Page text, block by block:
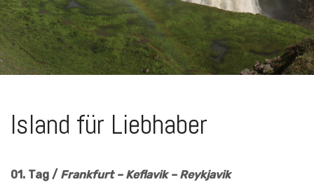
Island für Liebhaber
01. Tag / Frankfurt – Keflavik – Reykjavik